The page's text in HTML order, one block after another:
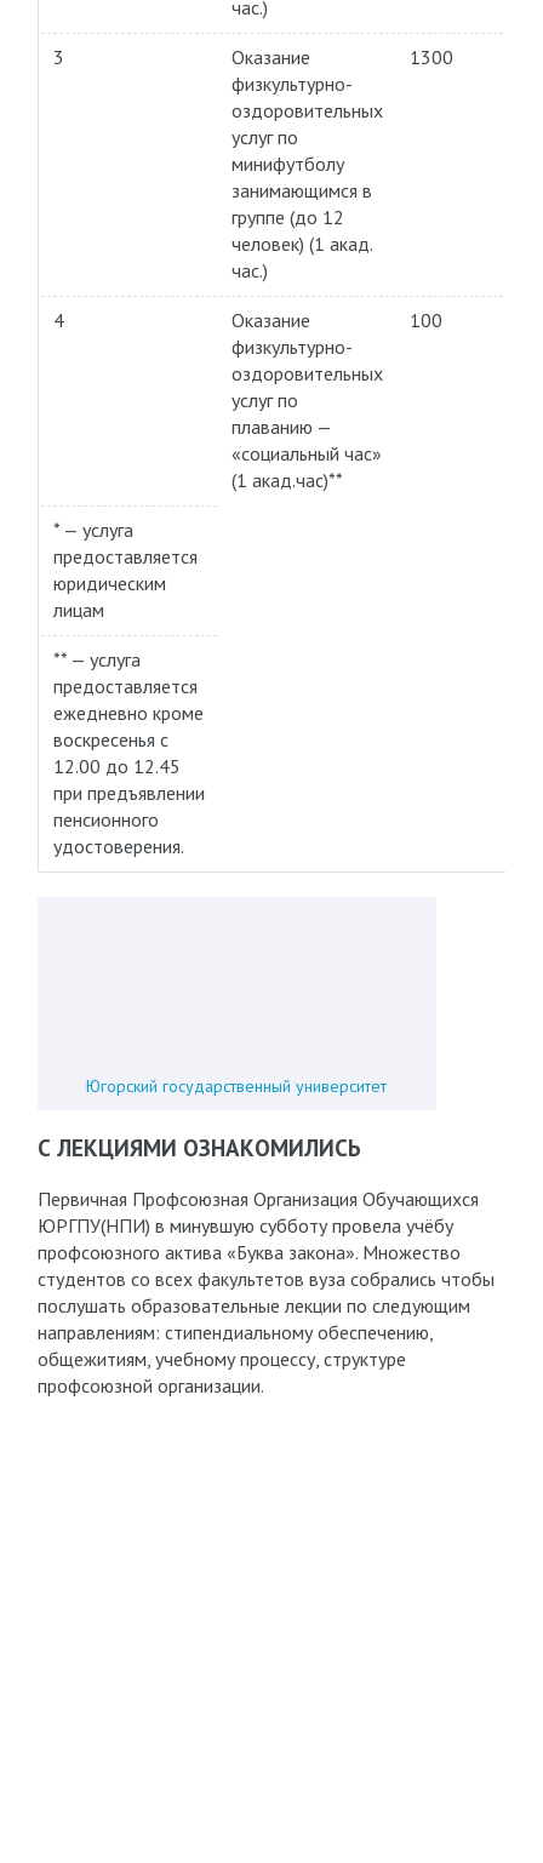
час.)
3
Оказание
физкультурно-
оздоровительных
услуг по
минифутболу
занимающимся в
группе (до 12
человек) (1 акад.
час.)
1300
4
Оказание
физкультурно-
оздоровительных
услуг по
плаванию —
«социальный час»
(1 акад.час)**
100
* — услуга
предоставляется
юридическим
лицам
** — услуга
предоставляется
ежедневно кроме
воскресенья с
12.00 до 12.45
при предъявлении
пенсионного
удостоверения.
Югорский государственный университет
С ЛЕКЦИЯМИ ОЗНАКОМИЛИСЬ
Первичная Профсоюзная Организация Обучающихся
ЮРГПУ(НПИ) в минувшую субботу провела учёбу
профсоюзного актива «Буква закона». Множество
студентов со всех факультетов вуза собрались чтобы
послушать образовательные лекции по следующим
направлениям: стипендиальному обеспечению,
общежитиям, учебному процессу, структуре
профсоюзной организации.